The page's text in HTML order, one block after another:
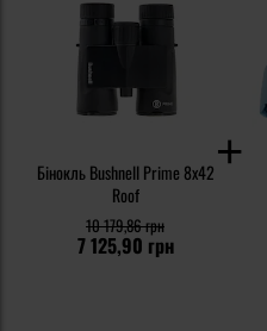
Бінокль Bushnell Prime 8x42
Roof
7 125,90 грн
10 179,86 грн